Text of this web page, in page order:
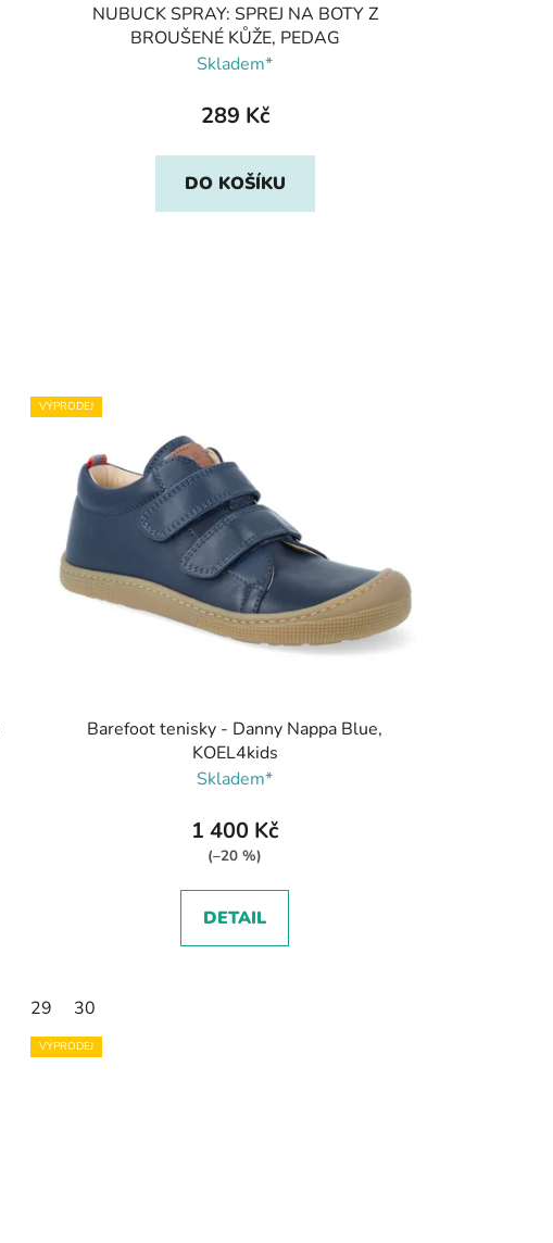
NUBUCK SPRAY: SPREJ NA BOTY Z
BROUŠENÉ KŮŽE, PEDAG
Skladem*
289 Kč
DO KOŠÍKU
VÝPRODEJ
Barefoot tenisky - Danny Nappa Blue,
KOEL4kids
Skladem*
1 400 Kč
(–20 %)
DETAIL
29 30
VÝPRODEJ